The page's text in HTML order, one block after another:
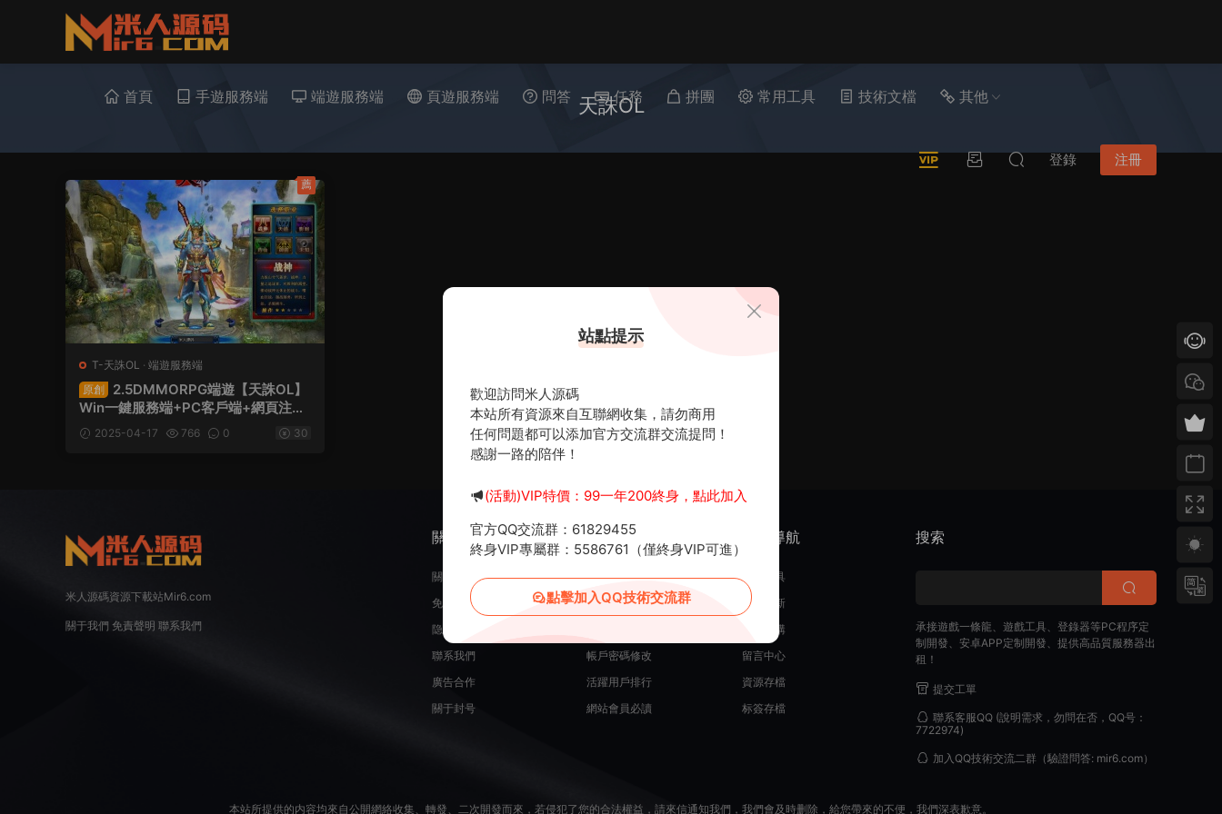
首頁 手遊服務端 端遊服務端 頁遊服務端 問答 任務 拼團 常用工具 技術文檔 其他
登錄 注冊
天誅OL
T-天誅OL · 端遊服務端
原創
2.5DMMORPG端遊【天誅OL】
Win一鍵服務端+PC客戶端+網頁注冊
+貨币修改教程+視頻架設教程
2025-04-17 766 0 30
薦
米人源碼資源下載站Mir6.com
關于我們 免責聲明 聯系我們
關于我們
關于我們
免責申明
隐私政策
聯系我們
廣告合作
關于封号
服務支持
在線開通會員
源碼投稿發布
帳戶密碼修改
活躍用戶排行
網站會員必讀
熱門導航
常用工具
最近更新
源碼團購
留言中心
資源存檔
标簽存檔
搜索
承接遊戲一條龍、遊戲工具、登錄器等PC程序定
制開發、安卓APP定制開發、提供高品質服務器出
租！
提交工單
聯系客服QQ(說明需求，勿問在否，QQ号：
7722974)
加入QQ技術交流二群（驗證問答: mir6.com）
本站所提供的内容均來自公開網絡收集、轉發、二次開發而來，若侵犯了您的合法權益，請來信通知我們，我們會及時删除，給您帶來的不便，我們深表歉意。
站點提示
歡迎訪問米人源碼
本站所有資源來自互聯網收集，請勿商用
任何問題都可以添加官方交流群交流提問！
感謝一路的陪伴！
(活動)VIP特價：99一年200終身，點此加入
官方QQ交流群：61829455
終身VIP專屬群：5586761（僅終身VIP可進）
點擊加入QQ技術交流群